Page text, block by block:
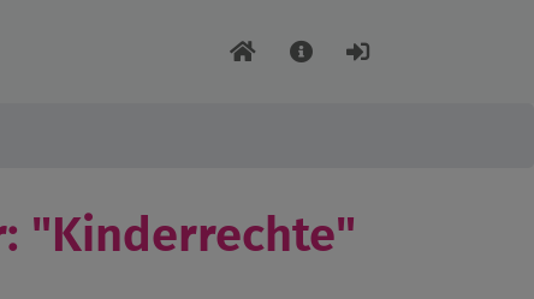
"Kinderrechte"